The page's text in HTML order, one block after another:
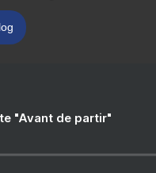
"Avant de partir"